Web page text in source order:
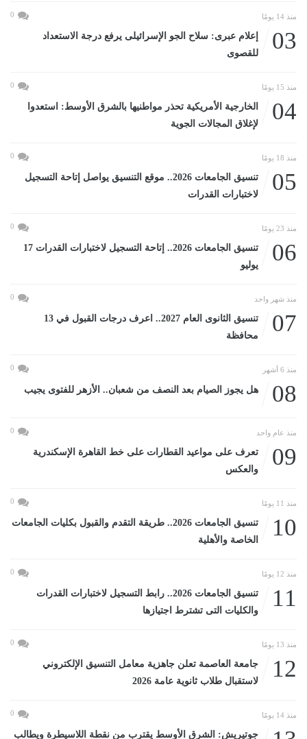
منذ 14 يومًا 0
03
إعلام عبرى: سلاح الجو الإسرائيلى يرفع درجة الاستعداد
للقصوى
منذ 15 يومًا 0
04
الخارجية الأمريكية تحذر مواطنيها بالشرق الأوسط: استعدوا
لإغلاق المجالات الجوية
منذ 18 يومًا 0
05
تنسيق الجامعات 2026.. موقع التنسيق يواصل إتاحة التسجيل
لاختبارات القدرات
منذ 23 يومًا 0
06
تنسيق الجامعات 2026.. إتاحة التسجيل لاختبارات القدرات 17
يوليو
منذ شهر واحد 0
07
تنسيق الثانوى العام 2027.. اعرف درجات القبول في 13
محافظة
منذ 6 أشهر 0
08 هل يجوز الصيام بعد النصف من شعبان.. الأزهر للفتوى يجيب
منذ عام واحد 0
09
تعرف على مواعيد القطارات على خط القاهرة الإسكندرية
والعكس
منذ 11 يومًا 0
10
تنسيق الجامعات 2026.. طريقة التقدم والقبول بكليات الجامعات
الخاصة والأهلية
منذ 12 يومًا 0
11
تنسيق الجامعات 2026.. رابط التسجيل لاختبارات القدرات
والكليات التى تشترط اجتيازها
منذ 13 يومًا 0
12
جامعة العاصمة تعلن جاهزية معامل التنسيق الإلكتروني
لاستقبال طلاب ثانوية عامة 2026
منذ 14 يومًا 0
جوتيريش: الشرق الأوسط يقترب من نقطة اللاسيطرة ويطالب